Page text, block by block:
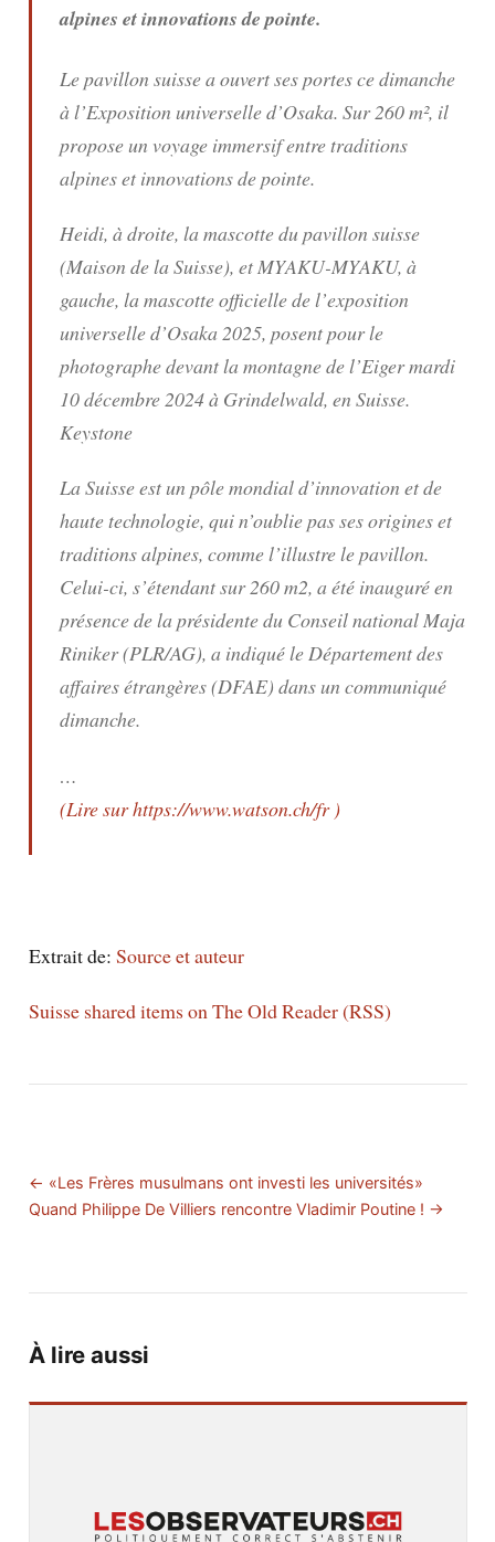
alpines et innovations de pointe.
Le pavillon suisse a ouvert ses portes ce dimanche
à l’Exposition universelle d’Osaka. Sur 260 m², il
propose un voyage immersif entre traditions
alpines et innovations de pointe.
Heidi, à droite, la mascotte du pavillon suisse
(Maison de la Suisse), et MYAKU-MYAKU, à
gauche, la mascotte officielle de l’exposition
universelle d’Osaka 2025, posent pour le
photographe devant la montagne de l’Eiger mardi
10 décembre 2024 à Grindelwald, en Suisse.
Keystone
La Suisse est un pôle mondial d’innovation et de
haute technologie, qui n’oublie pas ses origines et
traditions alpines, comme l’illustre le pavillon.
Celui-ci, s’étendant sur 260 m2, a été inauguré en
présence de la présidente du Conseil national Maja
Riniker (PLR/AG), a indiqué le Département des
affaires étrangères (DFAE) dans un communiqué
dimanche.
…
(Lire sur https://www.watson.ch/fr )
Extrait de: Source et auteur
Suisse shared items on The Old Reader (RSS)
← «Les Frères musulmans ont investi les universités»
Quand Philippe De Villiers rencontre Vladimir Poutine ! →
À lire aussi